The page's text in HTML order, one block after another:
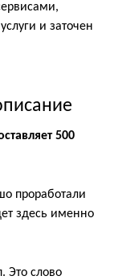
и заточен
500
проработали
здесь именно
Это слово